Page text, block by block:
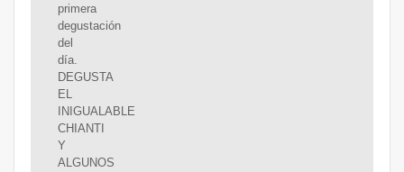
primera
degustación
del
día.
DEGUSTA
EL
INIGUALABLE
CHIANTI
Y
ALGUNOS